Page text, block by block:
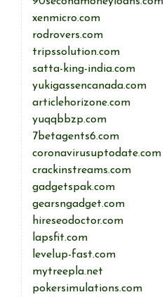
xenmicro.com
rodrovers.com
tripssolution.com
satta-king-india.com
yukigassencanada.com
articlehorizone.com
yuqqbbzp.com
7betagents6.com
coronavirusuptodate.com
crackinstreams.com
gadgetspak.com
gearsngadget.com
hireseodoctor.com
lapsfit.com
levelup-fast.com
mytreepla.net
pokersimulations.com